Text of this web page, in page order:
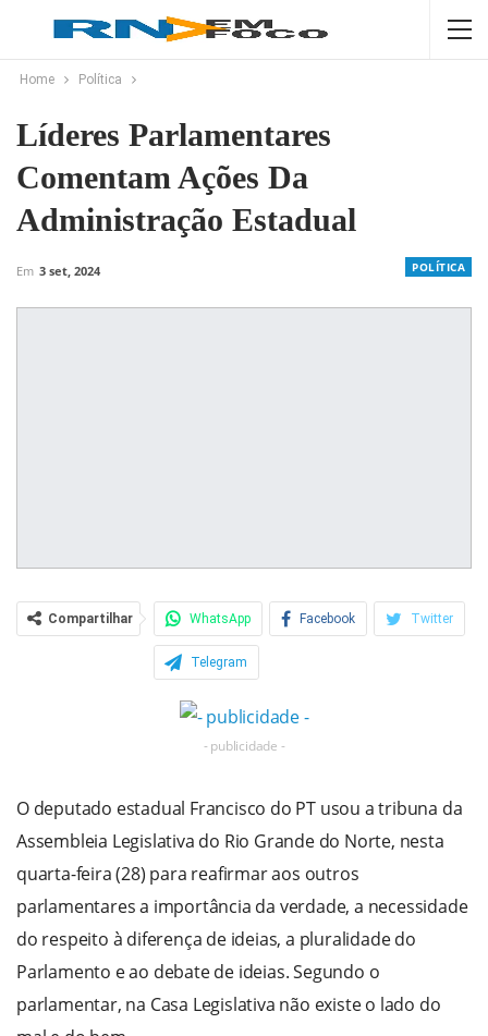
Home Política
Líderes Parlamentares
Comentam Ações Da
Administração Estadual
POLÍTICA
Em 3 set, 2024
Compartilhar WhatsApp Facebook Twitter
Telegram
- publicidade -
O deputado estadual Francisco do PT usou a tribuna da
Assembleia Legislativa do Rio Grande do Norte, nesta
quarta-feira (28) para reafirmar aos outros
parlamentares a importância da verdade, a necessidade
do respeito à diferença de ideias, a pluralidade do
Parlamento e ao debate de ideias. Segundo o
parlamentar, na Casa Legislativa não existe o lado do